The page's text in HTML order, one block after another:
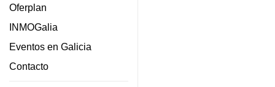
Oferplan
INMOGalia
Eventos en Galicia
Contacto